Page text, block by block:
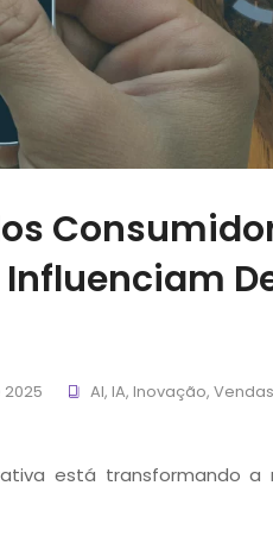
2025 AI, IA, Inovação, Vendas
está transformando a